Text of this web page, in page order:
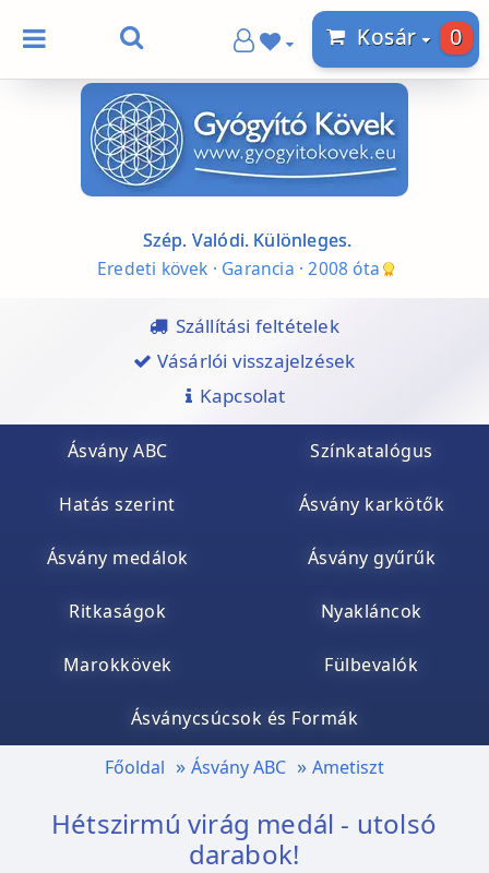
Kosár 0
Szép. Valódi. Különleges.
Eredeti kövek · Garancia · 2008 óta
Szállítási feltételek
Vásárlói visszajelzések
Kapcsolat
Ásvány ABC Színkatalógus
Hatás szerint Ásvány karkötők
Ásvány medálok Ásvány gyűrűk
Ritkaságok Nyakláncok
Marokkövek Fülbevalók
Ásványcsúcsok és Formák
Főoldal Ásvány ABC Ametiszt
Hétszirmú virág medál - utolsó
darabok!